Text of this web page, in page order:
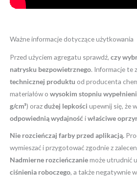
Ważne informacje dotyczące użytkowania
Przed użyciem agregatu sprawdź, czy
natrysku bezpowietrznego. Informacje te
technicznej produktu od producenta
materiałów o wysokim stopniu
g/cm³) orazdużej lepkości upewnij się, że
odpowiednią wydajnośćiwłaściwe
Nie rozcieńczaj farby przed aplikacją.
wymieszać i przygotować zgodnie z
Nadmierne rozcieńczaniemoże utrudnić
ciśnienia roboczego, a także negatywnie